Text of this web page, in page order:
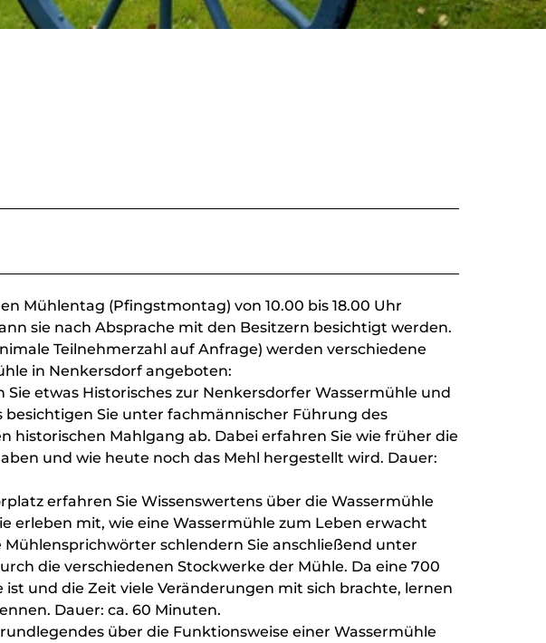
Mühlentag (Pfingstmontag) von 10.00 bis 18.00 Uhr
sie nach Absprache mit den Besitzern besichtigt werden.
Teilnehmerzahl auf Anfrage) werden verschiedene
in Nenkersdorf angeboten:
etwas Historisches zur Nenkersdorfer Wassermühle und
besichtigen Sie unter fachmännischer Führung des
historischen Mahlgang ab. Dabei erfahren Sie wie früher die
und wie heute noch das Mehl hergestellt wird. Dauer:
erfahren Sie Wissenswertens über die Wassermühle
erleben mit, wie eine Wassermühle zum Leben erwacht
schlendern Sie anschließend unter
die verschiedenen Stockwerke der Mühle. Da eine 700
und die Zeit viele Veränderungen mit sich brachte, lernen
Dauer: ca. 60 Minuten.
über die Funktionsweise einer Wassermühle